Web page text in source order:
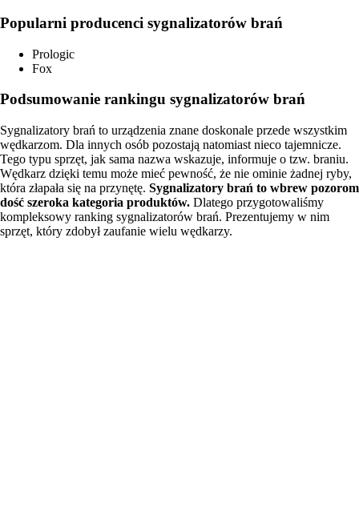
Popularni producenci sygnalizatorów brań
Prologic
Fox
Podsumowanie rankingu sygnalizatorów brań
Sygnalizatory brań to urządzenia znane doskonale przede wszystkim
wędkarzom. Dla innych osób pozostają natomiast nieco tajemnicze.
Tego typu sprzęt, jak sama nazwa wskazuje, informuje o tzw. braniu.
Wędkarz dzięki temu może mieć pewność, że nie ominie żadnej ryby,
która złapała się na przynętę. Sygnalizatory brań to wbrew pozorom
dość szeroka kategoria produktów. Dlatego przygotowaliśmy
kompleksowy ranking sygnalizatorów brań. Prezentujemy w nim
sprzęt, który zdobył zaufanie wielu wędkarzy.